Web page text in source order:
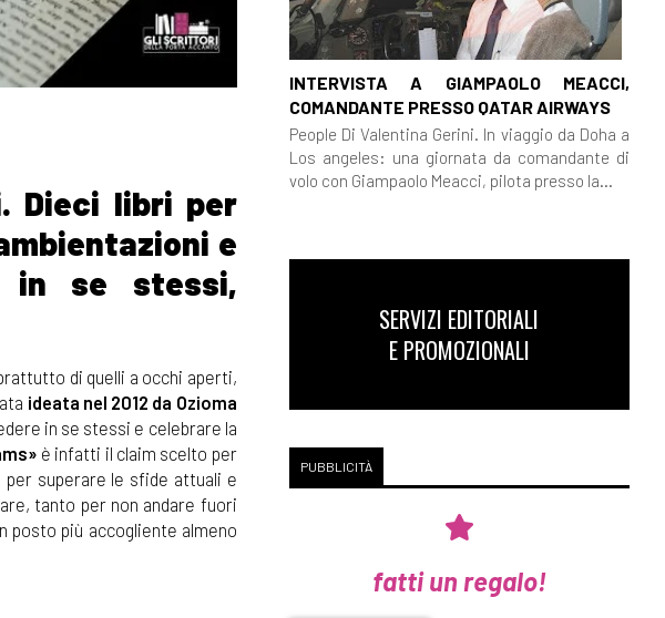
Dieci libri per
e
in se stessi,
di quelli a occhi aperti,
ideata nel 2012 da Ozioma
in se stessi e celebrare la
è infatti il claim scelto per
superare le sfide attuali e
tanto per non andare fuori
posto più accogliente almeno
INTERVISTA A GIAMPAOLO MEACCI,
COMANDANTE PRESSO QATAR AIRWAYS
People Di Valentina Gerini. In viaggio da Doha a
Los angeles: una giornata da comandante di
volo con Giampaolo Meacci, pilota presso la...
SERVIZI EDITORIALI
E PROMOZIONALI
PUBBLICITÀ
fatti un regalo!